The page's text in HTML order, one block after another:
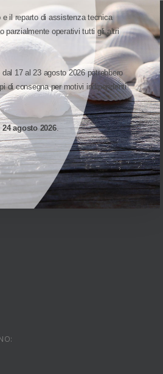
e il reparto di assistenza tecnica
parzialmente operativi tutti gli altri
17 al 23 agosto 2026 potrebbero
di consegna per motivi indipendenti
agosto 2026.